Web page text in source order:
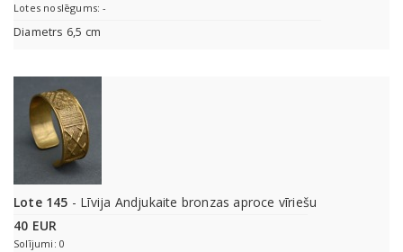
Lotes noslēgums: -
Diametrs 6,5 cm
Lote 145 - Līvija Andjukaite bronzas aproce vīriešu
40 EUR
Solījumi: 0